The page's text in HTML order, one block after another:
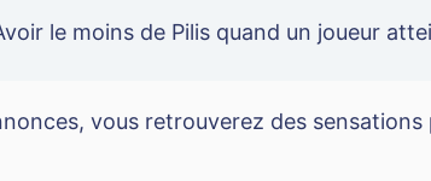
le moins de Pilis quand un joueur
vous retrouverez des sensations